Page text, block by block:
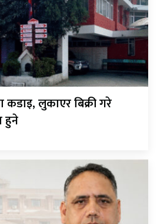
कडाइ, लुकाएर बिक्री गरे
हुने